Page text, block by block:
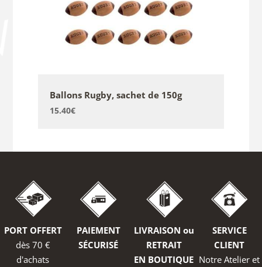
Ballons Rugby, sachet de 150g
15.40€
PORT OFFERT
dès 70 €
d'achats
PAIEMENT
SÉCURISÉ
LIVRAISON ou
RETRAIT
EN BOUTIQUE
SERVICE
CLIENT
Notre Atelier et